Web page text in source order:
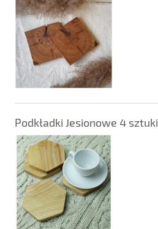
Podkładki Jesionowe 4 sztuki